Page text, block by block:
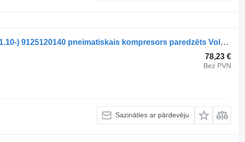
WABCO VOLVO, WABCO B9 (01.10-) 9125120140 pneimatiskais kompresors paredzēts Volvo B7, B8, B9, B12 bus (2005-) autobusa
78,23 €
Bez PVN
Sazināties ar pārdevēju